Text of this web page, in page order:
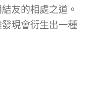
友的相處之道。
現會衍生出一種